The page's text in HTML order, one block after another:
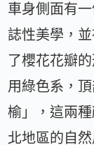
車身側面有
誌性美學，
了櫻花花瓣
用綠色系，
榆」，這兩
北地區的自